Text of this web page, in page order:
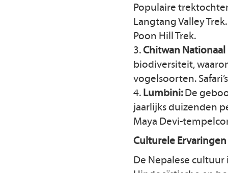
Populaire
Langtang Valley
Poon Hill Trek.
3.Chitwan Nationaal
biodiversiteit,
vogelsoorten.
4.Lumbini:De
jaarlijks duizenden
Maya Devi-
Culturele
De Nepalese